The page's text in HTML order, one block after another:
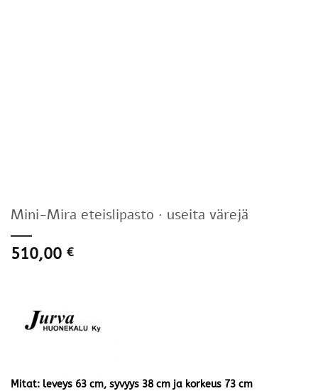
Mini-Mira eteislipasto · useita värejä
510,00 €
Mitat: leveys 63 cm, syvyys 38 cm ja korkeus 73 cm